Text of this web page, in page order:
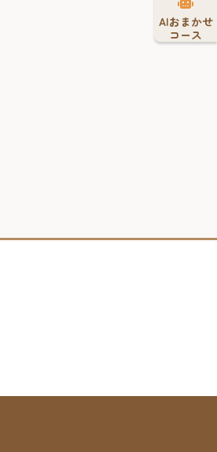
AIおまかせ
コース